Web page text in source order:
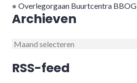
● Overlegorgaan Buurtcentra BBOG
Archieven
Archieven
RSS-feed